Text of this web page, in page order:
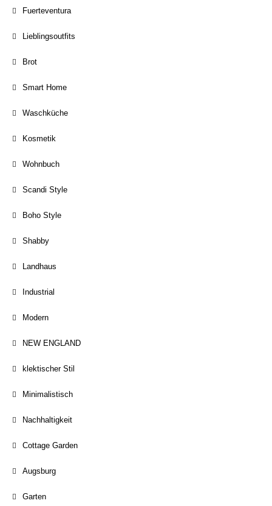
Fuerteventura
Lieblingsoutfits
Brot
Smart Home
Waschküche
Kosmetik
Wohnbuch
Scandi Style
Boho Style
Shabby
Landhaus
Industrial
Modern
NEW ENGLAND
klektischer Stil
Minimalistisch
Nachhaltigkeit
Cottage Garden
Augsburg
Garten